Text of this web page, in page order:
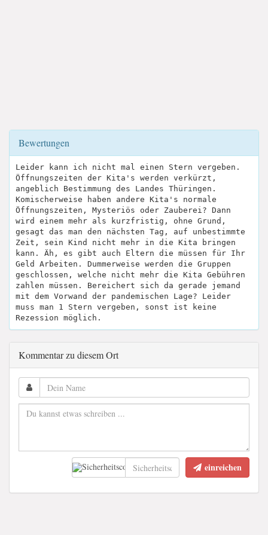
Bewertungen
Leider kann ich nicht mal einen Stern vergeben.
Öffnungszeiten der Kita's werden verkürzt,
angeblich Bestimmung des Landes Thüringen.
Komischerweise haben andere Kita's normale
Öffnungszeiten, Mysteriös oder Zauberei? Dann
wird einem mehr als kurzfristig, ohne Grund,
gesagt das man den nächsten Tag, auf unbestimmte
Zeit, sein Kind nicht mehr in die Kita bringen
kann. Äh, es gibt auch Eltern die müssen für Ihr
Geld Arbeiten. Dummerweise werden die Gruppen
geschlossen, welche nicht mehr die Kita Gebühren
zahlen müssen. Bereichert sich da gerade jemand
mit dem Vorwand der pandemischen Lage? Leider
muss man 1 Stern vergeben, sonst ist keine
Rezession möglich.
Kommentar zu diesem Ort
einreichen